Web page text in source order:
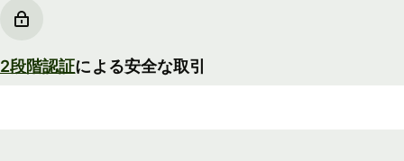
2段階認証による安全な取引